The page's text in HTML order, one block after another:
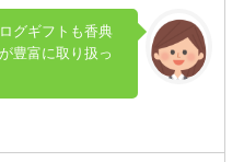
グギフトも香典
豊富に取り扱っ